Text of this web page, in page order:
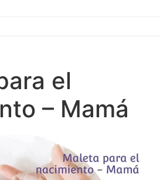
el
– Mamá